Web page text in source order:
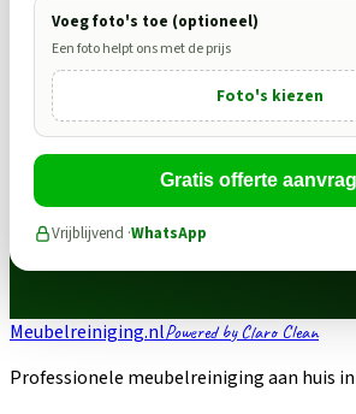
Voeg foto's toe (optioneel)
Een foto helpt ons met de prijs
Foto's kiezen
Gratis offerte
Vrijblijvend ·WhatsApp
Meubelreiniging.nlPowered by Claro Clean
Professionele meubelreiniging aan huis